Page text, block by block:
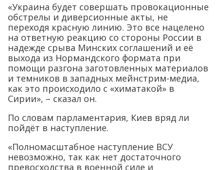
«Украина будет совершать провокационные
обстрелы и диверсионные акты, не
переходя красную линию. Это все нацелено
на ответную реакцию со стороны России в
надежде срыва Минских соглашений и её
выхода из Нормандского формата при
помощи разгона заготовленных материалов
и темников в западных мейнстрим-медиа,
как это происходило с «химатакой» в
Сирии», – сказал он.
По словам парламентария, Киев вряд ли
пойдёт в наступление.
«Полномасштабное наступление ВСУ
невозможно, так как нет достаточного
превосходства в военной силе и